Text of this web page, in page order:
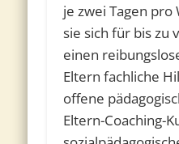
je zwei Tagen
sie sich für bis zu
einen
Eltern fachliche
offene
Eltern-Coaching-